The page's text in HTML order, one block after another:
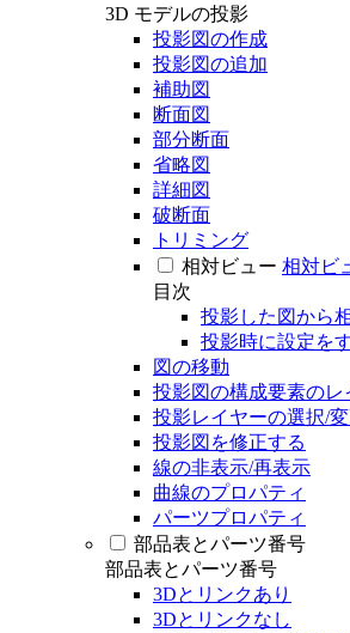
3D モデルの投影
投影図の作成
投影図の追加
補助図
断面図
部分断面
省略図
詳細図
破断面
トリミング
相対ビュー 相対ビ
目次
投影した図から
投影時に設定を
図の移動
投影図の構成要素のレ
投影レイヤーの選択/
投影図を修正する
線の非表示/再表示
曲線のプロパティ
パーツプロパティ
部品表とパーツ番号
部品表とパーツ番号
3Dとリンクあり
3Dとリンクなし